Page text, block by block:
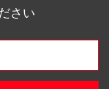
さい